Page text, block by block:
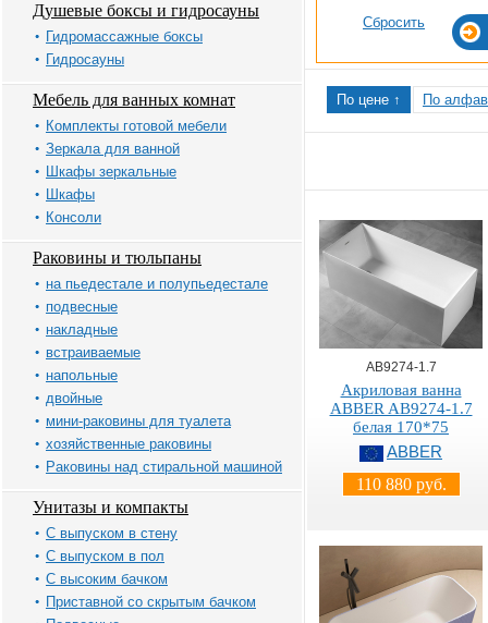
Душевые боксы и гидросауны
Гидромассажные боксы
Гидросауны
Мебель для ванных комнат
Комплекты готовой мебели
Зеркала для ванной
Шкафы зеркальные
Шкафы
Консоли
Раковины и тюльпаны
на пьедестале и полупьедестале
подвесные
накладные
встраиваемые
напольные
двойные
мини-раковины для туалета
хозяйственные раковины
Раковины над стиральной машиной
Унитазы и компакты
С выпуском в стену
С выпуском в пол
С высоким бачком
Приставной со скрытым бачком
Сбросить
По цене ↑ По
AB9274-1.7
Акриловая ванна
ABBER AB9274-1.7
белая 170*75
ABBER
110 880 руб.